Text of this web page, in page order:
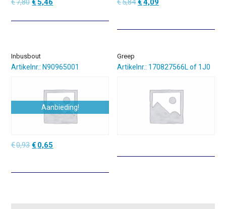
€7,80
was:
€ 5,46
is:
€5,84
€5,84.
€4,09
€4,09.
Inbusbout
Artikelnr.: N90965001
Aanbieding!
€0,93Oorspronkelijke
€0,93.
€ 0,65
€0,65.
Greep
Artikelnr.: 170827566L of 1J0